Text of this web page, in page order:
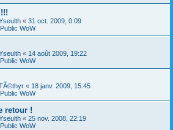
« 31 oct. 2009, 0:09
WoW
« 14 août 2009, 19:22
WoW
« 18 janv. 2009, 15:45
WoW
retour !
« 25 nov. 2008, 22:19
WoW